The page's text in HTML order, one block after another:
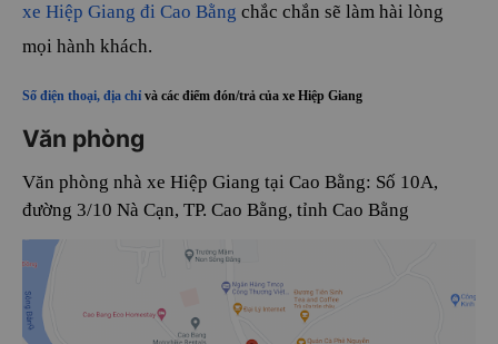
xe Hiệp Giang đi Cao Bằng chắc chắn sẽ làm hài lòng
mọi hành khách.
Số điện thoại, địa chỉ và các điểm đón/trả của xe Hiệp Giang
Văn phòng
Văn phòng nhà xe Hiệp Giang tại Cao Bằng: Số 10A,
đường 3/10 Nà Cạn, TP. Cao Bằng, tỉnh Cao Bằng